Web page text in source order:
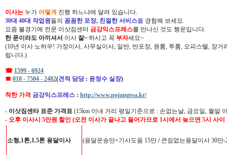
이사는 누가 어떻게 진행 하느냐에 달려 있습니다.
30대 40대 작업원들의 꼼꼼한 포장, 친절한 서비스를 경험해 보세요.
요즘 불경기에 전문 이삿짐센터 금강익스프레스를 만나신 것도 행운입니다.
한 푼이라도 아끼셔서 이사 잘~ 하시고 꼭 부자세요~
(10년 이사 노하우! 가정이사, 사무실이사, 일반, 반포장, 원룸, 투룸, 오피스텔, 장
립니다.)
☎ 1599 - 6924
☎ 010 - 7504 - 2482(견적 담당 : 윤정수 실장)
착한 가격 금강익스프레스 : http://www.pojangesa.kr/
- 이삿짐센타 표준 가격표 (15km 이내 거리 평일기준으로 : 손없는날, 금요일, 월말
- 오후 이사시 5만원 할인 (오전 이사가 끝나고 들어가므로 1시에서 늦으면 5시 사
소형,1톤,1.5톤 용달이사 (용달운송만+기사도움 15만 /큰짐없는용달이사 30만-